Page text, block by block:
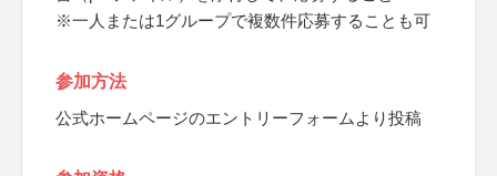
※一人または1グループで複数件応募することも可
参加方法
公式ホームページのエントリーフォームより投稿